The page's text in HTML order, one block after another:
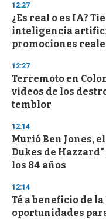
d
s
o
f
3
s
e
c
o
n
12:27
¿Es real o es IA?
inteligencia
promociones
12:27
Terremoto en
videos de los
temblor
12:14
Murió Ben Jones,
Dukes de
los 84 años
12:14
Té a beneficio de
oportunidades